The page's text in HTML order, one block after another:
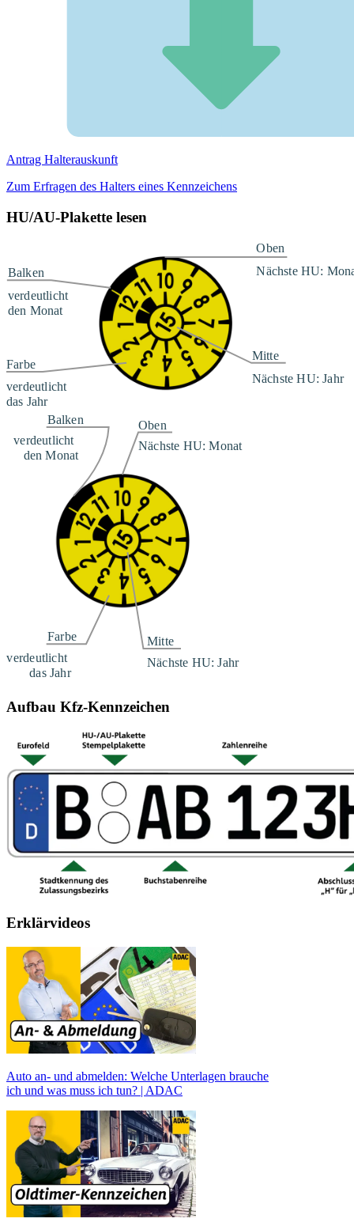
Antrag Halterauskunft
Zum Erfragen des Halters eines Kennzeichens
HU/AU-Plakette lesen
Aufbau Kfz-Kennzeichen
Erklärvideos
Auto an- und abmelden: Welche Unterlagen brauche
ich und was muss ich tun? | ADAC